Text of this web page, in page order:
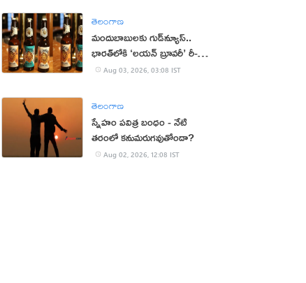
తెలంగాణ
మందుబాబులకు గుడ్‌న్యూస్..
భారత్‌లోకి ‘లయన్ బ్రూవరీ’ రీ-
ఎంట్రీAug 03, 2026, 03:08 IST
తెలంగాణ
స్నేహం పవిత్ర బంధం - నేటి
తరంలో కనుమరుగవుతోందా?
Aug 02, 2026, 12:08 IST